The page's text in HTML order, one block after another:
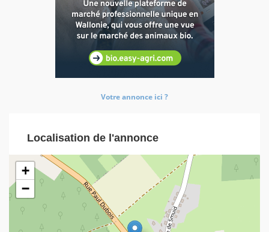
Votre annonce ici ?
Localisation de l'annonce
+
−